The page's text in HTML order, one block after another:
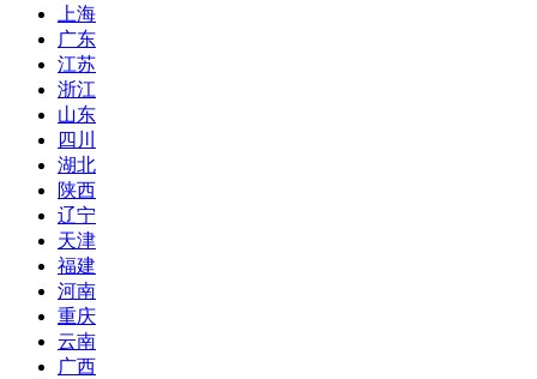
上海
广东
江苏
浙江
山东
四川
湖北
陕西
辽宁
天津
福建
河南
重庆
云南
广西